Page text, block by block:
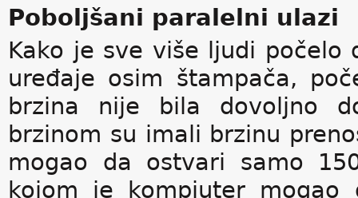
Poboljšani paralelni ulazi
Kako je sve više ljudi
uređaje osim štampača,
brzina nije bila dovoljno
brzinom su imali brzinu
mogao da ostvari samo
kojom je kompjuter mogao